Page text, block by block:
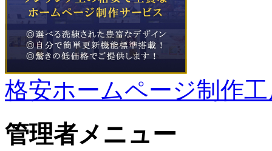
格安ホームページ制作
管理者メニュー